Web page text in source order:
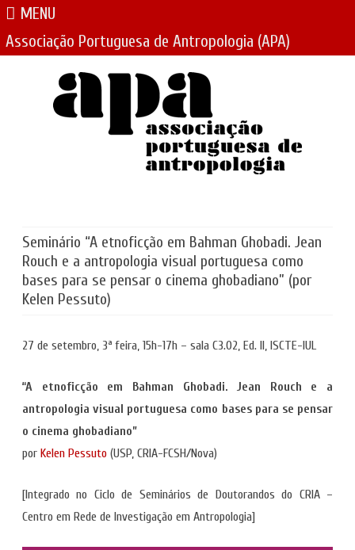
MENU
Associação Portuguesa de Antropologia (APA)
Seminário “A etnoficção em Bahman Ghobadi. Jean
Rouch e a antropologia visual portuguesa como
bases para se pensar o cinema ghobadiano” (por
Kelen Pessuto)
27 de setembro, 3ª feira, 15h-17h – sala C3.02, Ed. II, ISCTE-IUL
“A etnoficção em Bahman Ghobadi. Jean Rouch e a
antropologia visual portuguesa como bases para se pensar
o cinema ghobadiano”
por Kelen Pessuto (USP, CRIA-FCSH/Nova)
[Integrado no Ciclo de Seminários de Doutorandos do CRIA –
Centro em Rede de Investigação em Antropologia]